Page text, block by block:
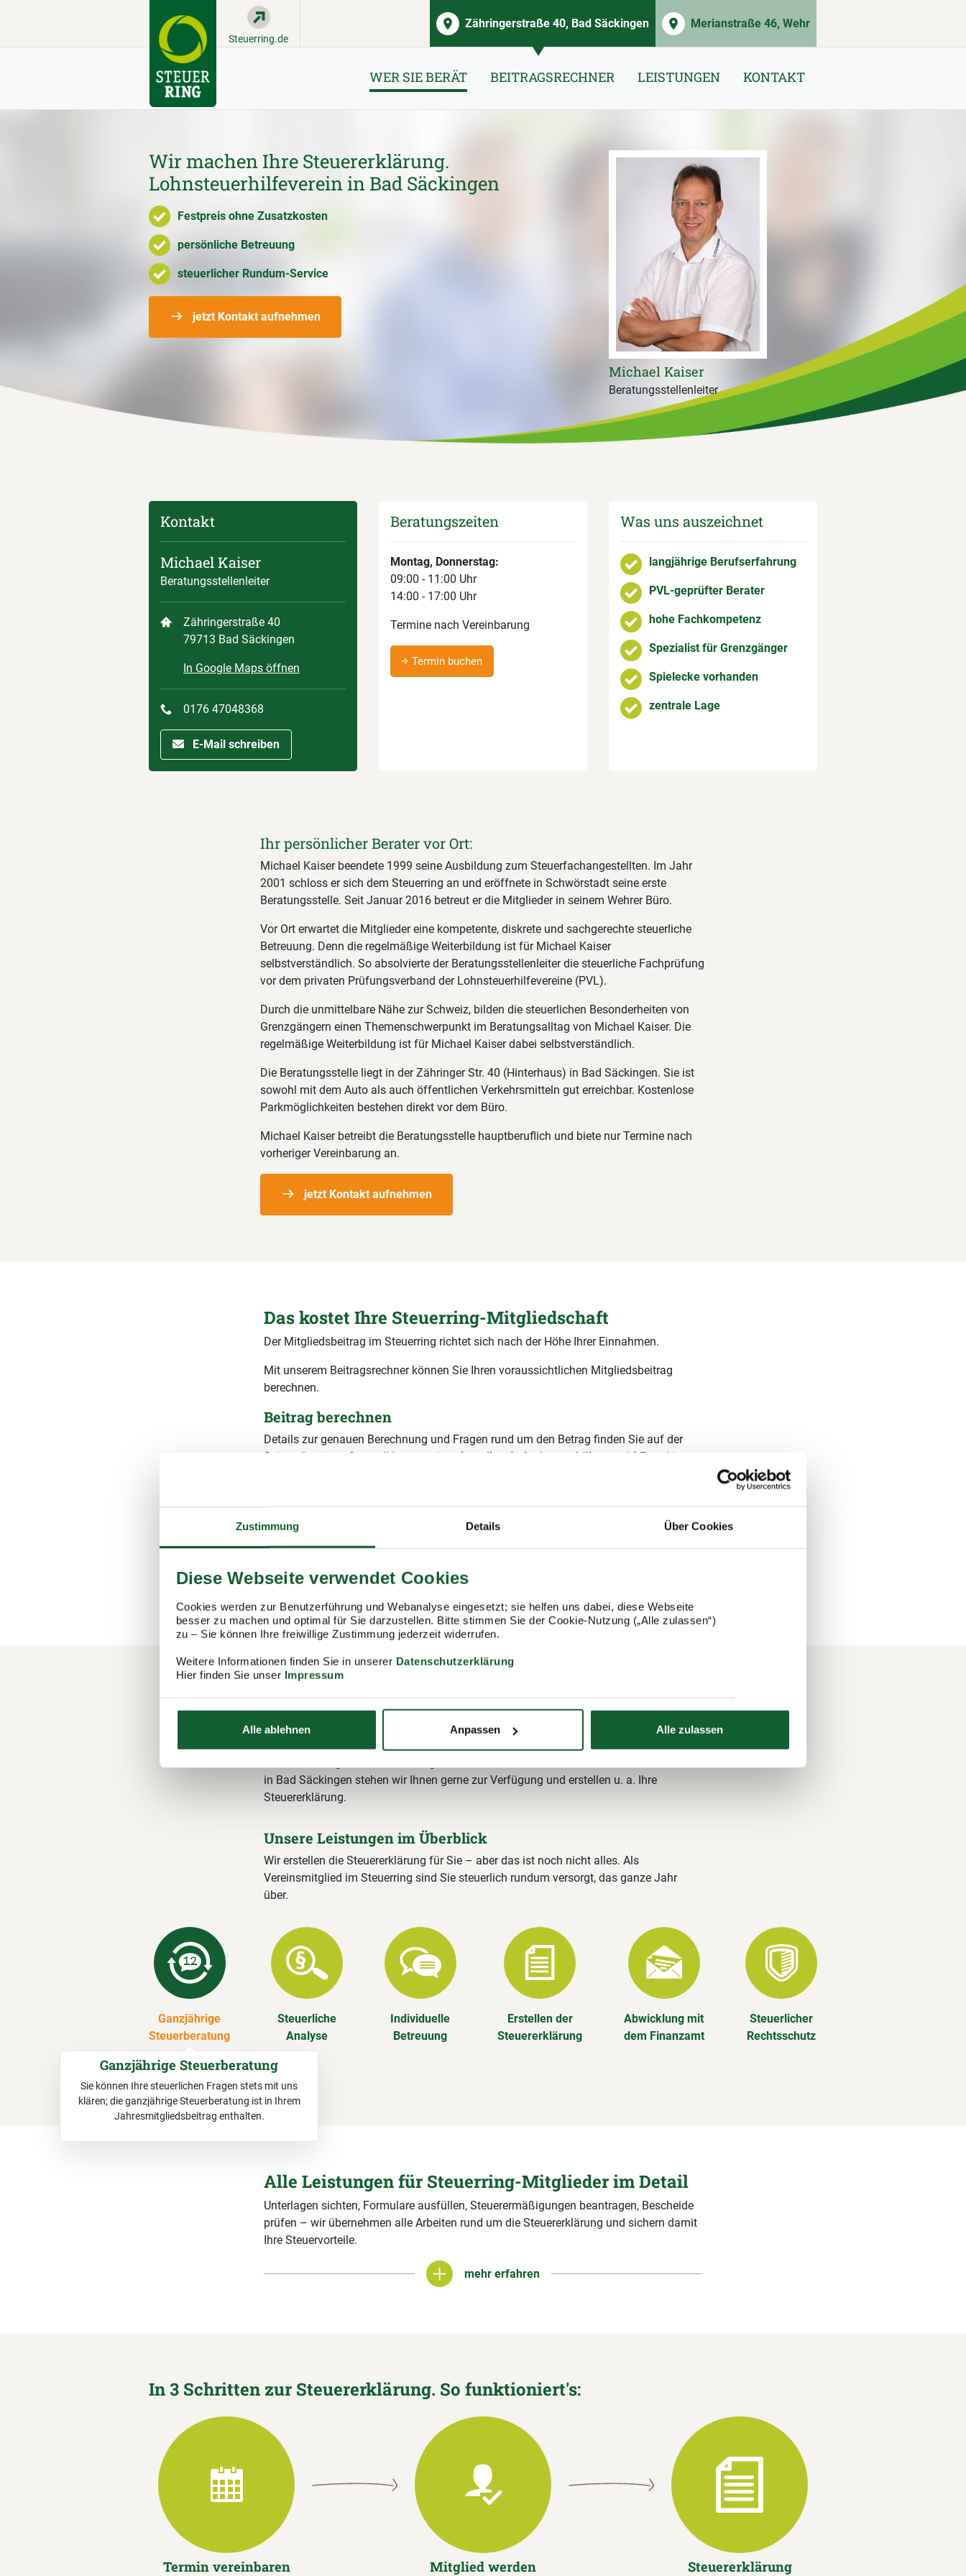
Zustimmung Details Über Cookies
Diese Webseite verwendet Cookies
Cookies werden zur Benutzerführung und Webanalyse eingesetzt; sie helfen uns dabei, diese Webseite
besser zu machen und optimal für Sie darzustellen. Bitte stimmen Sie der Cookie-Nutzung („Alle zulassen“)
zu – Sie können Ihre freiwillige Zustimmung jederzeit widerrufen.
Weitere Informationen finden Sie in unserer Datenschutzerklärung
Hier finden Sie unser Impressum
Alle ablehnen Anpassen Alle zulassen
Steuerring.de
Zähringerstraße 40, Bad Säckingen Merianstraße 46, Wehr
WER SIE BERÄT BEITRAGSRECHNER LEISTUNGEN KONTAKT
Wir machen Ihre Steuererklärung.
Lohnsteuerhilfeverein in Bad Säckingen
Festpreis ohne Zusatzkosten
persönliche Betreuung
steuerlicher Rundum-Service
jetzt Kontakt aufnehmen
Michael Kaiser
Beratungsstellenleiter
Kontakt
Michael Kaiser
Beratungsstellenleiter
Zähringerstraße 40
79713 Bad Säckingen
In Google Maps öffnen
0176 47048368
E-Mail schreiben
Beratungszeiten
Montag, Donnerstag:
09:00 - 11:00 Uhr
14:00 - 17:00 Uhr
Termine nach Vereinbarung
Termin buchen
Was uns auszeichnet
langjährige Berufserfahrung
PVL-geprüfter Berater
hohe Fachkompetenz
Spezialist für Grenzgänger
Spielecke vorhanden
zentrale Lage
Ihr persönlicher Berater vor Ort:
Michael Kaiser beendete 1999 seine Ausbildung zum Steuerfachangestellten. Im Jahr
2001 schloss er sich dem Steuerring an und eröffnete in Schwörstadt seine erste
Beratungsstelle. Seit Januar 2016 betreut er die Mitglieder in seinem Wehrer Büro.
Vor Ort erwartet die Mitglieder eine kompetente, diskrete und sachgerechte steuerliche
Betreuung. Denn die regelmäßige Weiterbildung ist für Michael Kaiser
selbstverständlich. So absolvierte der Beratungsstellenleiter die steuerliche Fachprüfung
vor dem privaten Prüfungsverband der Lohnsteuerhilfevereine (PVL).
Durch die unmittelbare Nähe zur Schweiz, bilden die steuerlichen Besonderheiten von
Grenzgängern einen Themenschwerpunkt im Beratungsalltag von Michael Kaiser. Die
regelmäßige Weiterbildung ist für Michael Kaiser dabei selbstverständlich.
Die Beratungsstelle liegt in der Zähringer Str. 40 (Hinterhaus) in Bad Säckingen. Sie ist
sowohl mit dem Auto als auch öffentlichen Verkehrsmitteln gut erreichbar. Kostenlose
Parkmöglichkeiten bestehen direkt vor dem Büro.
Michael Kaiser betreibt die Beratungsstelle hauptberuflich und biete nur Termine nach
vorheriger Vereinbarung an.
jetzt Kontakt aufnehmen
Das kostet Ihre Steuerring-Mitgliedschaft
Der Mitgliedsbeitrag im Steuerring richtet sich nach der Höhe Ihrer Einnahmen.
Mit unserem Beitragsrechner können Sie Ihren voraussichtlichen Mitgliedsbeitrag
berechnen.
Beitrag berechnen
Details zur genauen Berechnung und Fragen rund um den Betrag finden Sie auf der
Seite
Beiträge . Generell kommt eine einmalige Aufnahmegebühr von 14 Euro hinzu.
Ihr voraussichtlicher Mitgliedsbeitrag
Ihre Mitgliedschaft im Lohnsteuerhilfeverein
Steuerring
Der Steuerring e.V. (Lohnsteuerhilfeverein) ist mit rund 400.000 Mitgliedern und über
in Bad Säckingen stehen wir Ihnen gerne zur Verfügung und erstellen u. a. Ihre
Steuererklärung.
Unsere Leistungen im Überblick
Wir erstellen die Steuererklärung für Sie – aber das ist noch nicht alles. Als
Vereinsmitglied im Steuerring sind Sie steuerlich rundum versorgt, das ganze Jahr
über.
Ganzjährige
Steuerberatung
Steuerliche
Analyse
Individuelle
Betreuung
Erstellen der
Steuererklärung
Abwicklung mit
dem Finanzamt
Steuerlicher
Rechtsschutz
Alle Leistungen für Steuerring-Mitglieder im Detail
Unterlagen sichten, Formulare ausfüllen, Steuerermäßigungen beantragen, Bescheide
prüfen – wir übernehmen alle Arbeiten rund um die Steuererklärung und sichern damit
Ihre Steuervorteile.
mehr erfahren
mehr erfahren
In 3 Schritten zur Steuererklärung. So funktioniert's:
Termin vereinbaren Mitglied werden
Steuererklärung
Ganzjährige Steuerberatung
Sie können Ihre steuerlichen Fragen stets mit uns
klären; die ganzjährige Steuerberatung ist in Ihrem
Jahresmitgliedsbeitrag enthalten.